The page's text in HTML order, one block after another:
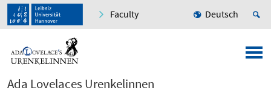
Faculty Deutsch
Ada Lovelaces Urenkelinnen